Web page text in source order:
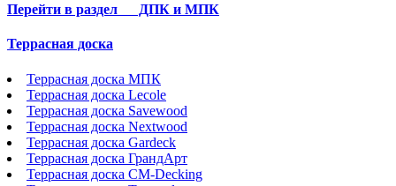
Перейти в раздел ДПК и МПК
Террасная доска
Террасная доска МПК
Террасная доска Lecole
Террасная доска Savewood
Террасная доска Nextwood
Террасная доска Gardeck
Террасная доска ГрандАрт
Террасная доска CM-Decking